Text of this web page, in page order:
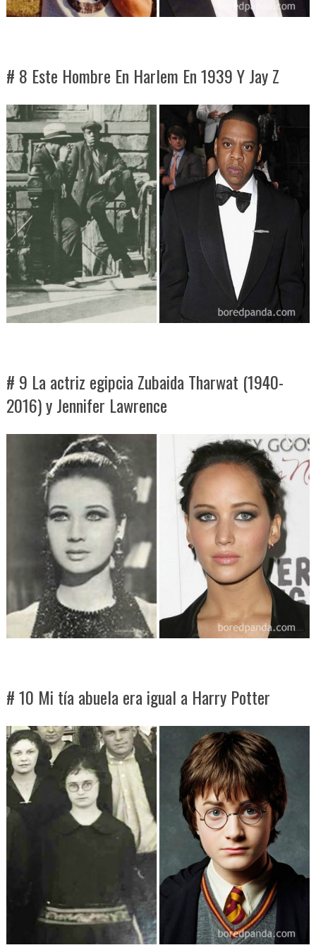
# 8 Este Hombre En Harlem En 1939 Y Jay Z
# 9 La actriz egipcia Zubaida Tharwat (1940-
2016) y Jennifer Lawrence
# 10 Mi tía abuela era igual a Harry Potter